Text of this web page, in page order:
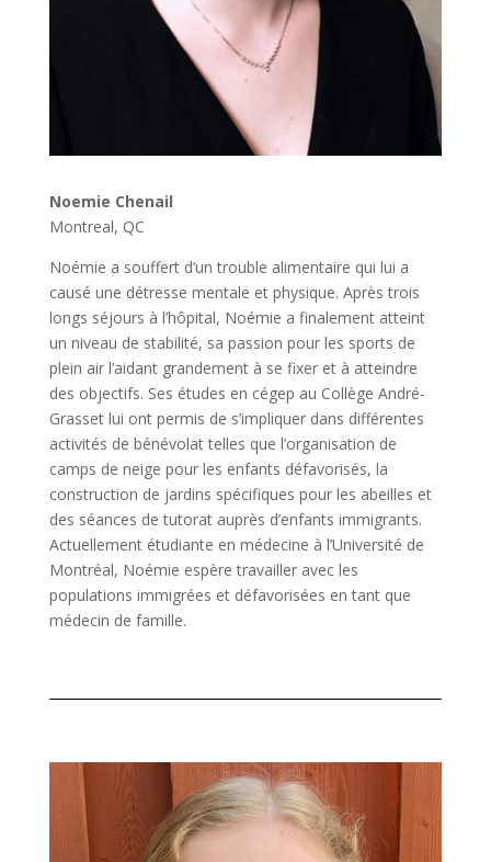
Noemie Chenail
Montreal, QC
Noémie a souffert d’un trouble alimentaire qui lui a
causé une détresse mentale et physique. Après trois
longs séjours à l’hôpital, Noémie a finalement atteint
un niveau de stabilité, sa passion pour les sports de
plein air l’aidant grandement à se fixer et à atteindre
des objectifs. Ses études en cégep au Collège André-
Grasset lui ont permis de s’impliquer dans différentes
activités de bénévolat telles que l’organisation de
camps de neige pour les enfants défavorisés, la
construction de jardins spécifiques pour les abeilles et
des séances de tutorat auprès d’enfants immigrants.
Actuellement étudiante en médecine à l’Université de
Montréal, Noémie espère travailler avec les
populations immigrées et défavorisées en tant que
médecin de famille.